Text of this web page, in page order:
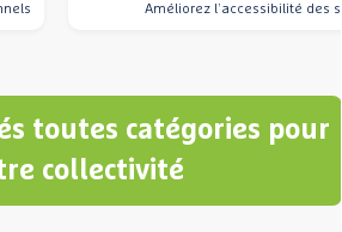
Améliorez l’accessibilité des
toutes catégories pour
collectivité